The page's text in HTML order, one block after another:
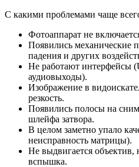
С какими проблемами чаще
Фотоаппарат не
Появились механические
падения и других
Не работают интерфейсы
аудиовыходы).
Изображение в
резкость.
Появились полосы на
шлейфа затвора.
В целом заметно упало
неисправность матрицы).
Не выдвигается объектив,
вспышка.